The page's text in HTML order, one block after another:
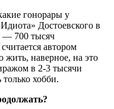
гонорары у
Достоевского в
— 700 тысяч
автором
жить, наверное, на это
в 2-3 тысячи
хобби.